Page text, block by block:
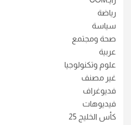
رياضة
سياسة
صحة ومجتمع
عربية
علوم وتكنولوجيا
غير مصنف
فديوغراف
فيديوهات
كأس الخليج 25